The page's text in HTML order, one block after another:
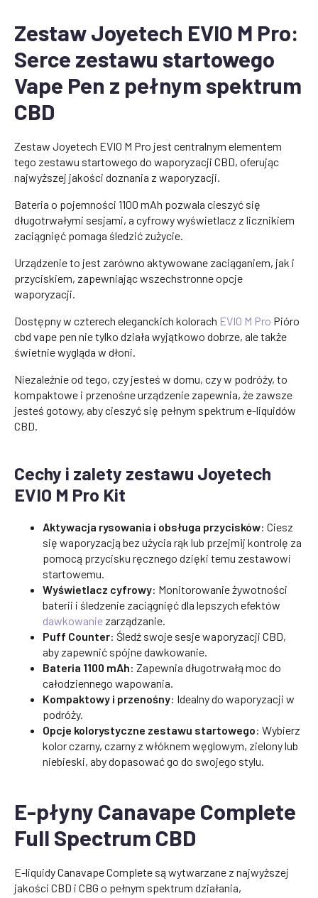
Zestaw Joyetech EVIO M Pro:
Serce zestawu startowego
Vape Pen z pełnym spektrum
CBD
Zestaw Joyetech EVIO M Pro jest centralnym elementem
tego zestawu startowego do waporyzacji CBD, oferując
najwyższej jakości doznania z waporyzacji.
Bateria o pojemności 1100 mAh pozwala cieszyć się
długotrwałymi sesjami, a cyfrowy wyświetlacz z licznikiem
zaciągnięć pomaga śledzić zużycie.
Urządzenie to jest zarówno aktywowane zaciąganiem, jak i
przyciskiem, zapewniając wszechstronne opcje
waporyzacji.
Dostępny w czterech eleganckich kolorach EVIO M Pro Pióro
cbd vape pen nie tylko działa wyjątkowo dobrze, ale także
świetnie wygląda w dłoni.
Niezależnie od tego, czy jesteś w domu, czy w podróży, to
kompaktowe i przenośne urządzenie zapewnia, że zawsze
jesteś gotowy, aby cieszyć się pełnym spektrum e-liquidów
CBD.
Cechy i zalety zestawu Joyetech
EVIO M Pro Kit
Aktywacja rysowania i obsługa przycisków: Ciesz
się waporyzacją bez użycia rąk lub przejmij kontrolę za
pomocą przycisku ręcznego dzięki temu zestawowi
startowemu.
Wyświetlacz cyfrowy: Monitorowanie żywotności
baterii i śledzenie zaciągnięć dla lepszych efektów
dawkowanie zarządzanie.
Puff Counter: Śledź swoje sesje waporyzacji CBD,
aby zapewnić spójne dawkowanie.
Bateria 1100 mAh: Zapewnia długotrwałą moc do
całodziennego wapowania.
Kompaktowy i przenośny: Idealny do waporyzacji w
podróży.
Opcje kolorystyczne zestawu startowego: Wybierz
kolor czarny, czarny z włóknem węglowym, zielony lub
niebieski, aby dopasować go do swojego stylu.
E-płyny Canavape Complete
Full Spectrum CBD
E-liquidy Canavape Complete są wytwarzane z najwyższej
jakości CBD i CBG o pełnym spektrum działania,